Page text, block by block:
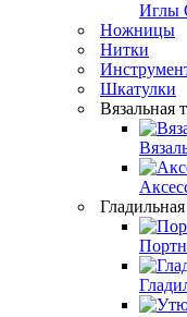
Иглы
Ножницы
Нитки
Шкатулки
Вязальная